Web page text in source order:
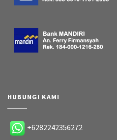
HUBUNGI KAMI
+6282242356272